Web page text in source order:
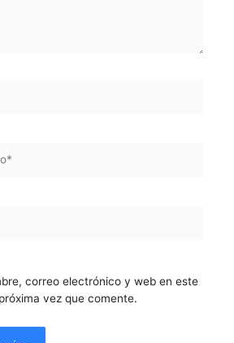
correo electrónico y web en este
vez que comente.